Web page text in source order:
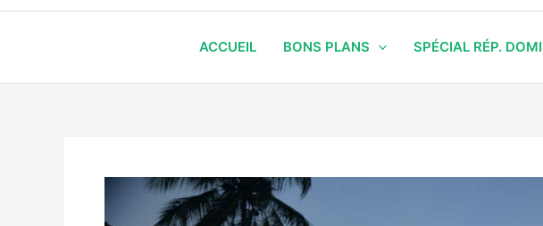
ACCUEIL BONS PLANS SPÉCIAL RÉP.